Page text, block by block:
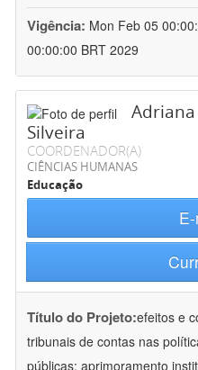
Vigência: Mon Feb 05
00:00:00 BRT 2029
Silveira
COORDENADOR(A)
CIÊNCIAS HUMANAS
Educação
Título do Projeto:efeitos e
tribunais de contas nas
públicas: aprimoramento